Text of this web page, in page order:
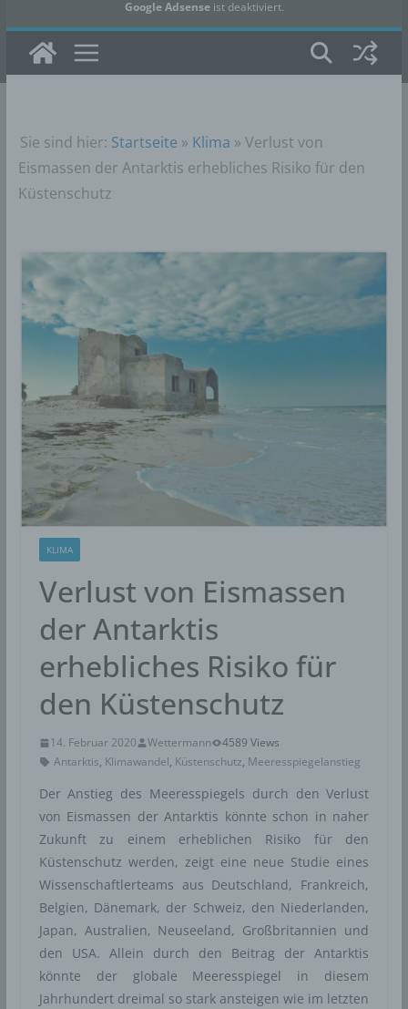
Google Adsenseist deaktiviert.
✓ Erlauben Datenschutzbedingungen
Sie sind hier: Startseite » Klima » Verlust von
Eismassen der Antarktis erhebliches Risiko für den
Küstenschutz
KLIMA
Verlust von Eismassen
der Antarktis
erhebliches Risiko für
den Küstenschutz
14. Februar 2020 Wettermann
4589 Views
Antarktis, Klimawandel, Küstenschutz, Meeresspiegelanstieg
Der Anstieg des Meeresspiegels durch den Verlust
von Eismassen der Antarktis könnte schon in naher
Zukunft zu einem erheblichen Risiko für den
Küstenschutz werden, zeigt eine neue Studie eines
Wissenschaftlerteams aus Deutschland, Frankreich,
Belgien, Dänemark, der Schweiz, den Niederlanden,
Japan, Australien, Neuseeland, Großbritannien und
den USA. Allein durch den Beitrag der Antarktis
könnte der globale Meeresspiegel in diesem
Jahrhundert dreimal so stark ansteigen wie im letzten